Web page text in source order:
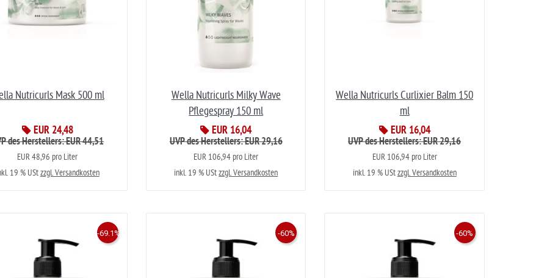
Nutricurls Mask 500 ml
EUR 24,48
des Herstellers: EUR 44,51
EUR 48,96 pro Liter
19 % UStzzgl. Versandkosten
Wella Nutricurls Milky Wave
Pflegespray 150 ml
EUR 16,04
UVP des Herstellers: EUR 29,16
EUR 106,94 pro Liter
inkl. 19 % UStzzgl. Versandkosten
Wella Nutricurls Curlixier Balm 150
ml
EUR 16,04
UVP des Herstellers: EUR 29,16
EUR 106,94 pro Liter
inkl. 19 % UStzzgl. Versandkosten
-69.1% -60% -60%